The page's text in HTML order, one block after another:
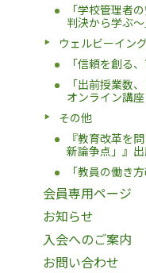
「学校管理者
判決から学ぶ〜
ウェルビーイン
「信頼を創る
「出前授業数
オンライン講座
その他
『教育改革を
新論争点」』
「教員の働き
会員専用ページ
お知らせ
入会へのご案内
お問い合わせ